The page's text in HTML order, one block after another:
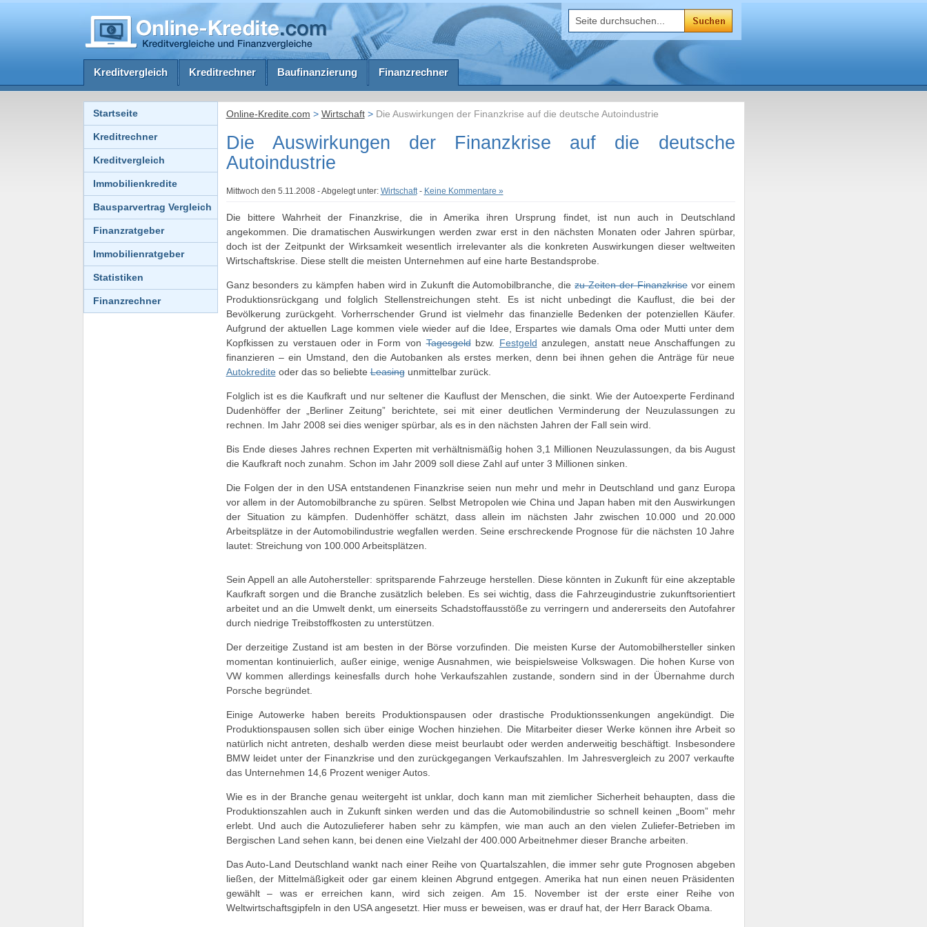
Kreditvergleich Kreditrechner Baufinanzierung Finanzrechner
Online-Kredite.com > Wirtschaft >Die Auswirkungen der Finanzkrise auf die deutsche Autoindustrie
Die Auswirkungen der Finanzkrise auf die deutsche
Autoindustrie
Mittwoch den 5.11.2008 - Abgelegt unter: Wirtschaft- Keine Kommentare »
Die bittere Wahrheit der Finanzkrise, die in Amerika ihren Ursprung findet, ist nun auch in Deutschland
angekommen.
Die dramatischen Auswirkungen werden zwar erst in den nächsten Monaten oder Jahren spürbar,
doch ist der Zeitpunkt der Wirksamkeit wesentlich irrelevanter als die konkreten Auswirkungen dieser weltweiten
Wirtschaftskrise. Diese stellt die meisten Unternehmen auf eine harte Bestandsprobe.
Ganz besonders zu kämpfen haben wird in Zukunft die Automobilbranche, diezu Zeiten der Finanzkrisevor einem
Produktionsrückgang und folglich Stellenstreichungen steht. Es ist nicht unbedingt die Kauflust, die bei der
Bevölkerung zurückgeht. Vorherrschender Grund ist vielmehr das finanzielle Bedenken der potenziellen Käufer.
Aufgrund der aktuellen Lage kommen viele wieder auf die Idee, Erspartes wie damals Oma oder Mutti unter dem
Kopfkissen zu verstauen oder in Form vonTagesgeldbzw. Festgeld anzulegen, anstatt neue Anschaffungen zu
finanzieren – ein Umstand, den die Autobanken als erstes merken, denn bei ihnen gehen die Anträge für neue
Autokredite oder das so beliebteLeasingunmittelbar zurück.
Folglich ist es die Kaufkraft und nur seltener die Kauflust der Menschen, die sinkt. Wie der Autoexperte Ferdinand
Dudenhöffer der „Berliner Zeitung” berichtete, sei mit einer deutlichen Verminderung der Neuzulassungen zu
rechnen. Im Jahr 2008 sei dies weniger spürbar, als es in den nächsten Jahren der Fall sein wird.
Bis Ende dieses Jahres rechnen Experten mit verhältnismäßig hohen 3,1 Millionen Neuzulassungen, da bis August
die Kaufkraft noch zunahm. Schon im Jahr 2009 soll diese Zahl auf unter 3 Millionen sinken.
Die Folgen der in den USA entstandenen Finanzkrise seien nun mehr und mehr in Deutschland und ganz Europa
vor allem in der Automobilbranche zu spüren. Selbst Metropolen wie China und Japan haben mit den Auswirkungen
der Situation zu kämpfen. Dudenhöffer schätzt, dass allein im nächsten Jahr zwischen 10.000 und 20.000
Arbeitsplätze in der Automobilindustrie wegfallen werden. Seine erschreckende Prognose für die nächsten 10 Jahre
lautet: Streichung von 100.000 Arbeitsplätzen.
Sein Appell an alle Autohersteller: spritsparende Fahrzeuge herstellen. Diese könnten in Zukunft für eine akzeptable
Kaufkraft sorgen und die Branche zusätzlich beleben. Es sei wichtig, dass die Fahrzeugindustrie zukunftsorientiert
arbeitet und an die Umwelt denkt, um einerseits Schadstoffausstöße zu verringern und andererseits den Autofahrer
durch niedrige Treibstoffkosten zu unterstützen.
Der derzeitige Zustand ist am besten in der Börse vorzufinden. Die meisten Kurse der Automobilhersteller sinken
momentan kontinuierlich, außer einige, wenige Ausnahmen, wie beispielsweise Volkswagen. Die hohen Kurse von
VW kommen allerdings keinesfalls durch hohe Verkaufszahlen zustande, sondern sind in der Übernahme durch
Porsche begründet.
Einige Autowerke haben bereits Produktionspausen oder drastische Produktionssenkungen angekündigt. Die
Produktionspausen sollen sich über einige Wochen hinziehen. Die Mitarbeiter dieser Werke können ihre Arbeit so
natürlich nicht antreten, deshalb werden diese meist beurlaubt oder werden anderweitig beschäftigt. Insbesondere
BMW leidet unter der Finanzkrise und den zurückgegangen Verkaufszahlen. Im Jahresvergleich zu 2007 verkaufte
das Unternehmen 14,6 Prozent weniger Autos.
Wie es in der Branche genau weitergeht ist unklar, doch kann man mit ziemlicher Sicherheit behaupten, dass die
Produktionszahlen auch in Zukunft sinken werden und das die Automobilindustrie so schnell keinen „Boom” mehr
erlebt. Und auch die Autozulieferer haben sehr zu kämpfen, wie man auch an den vielen Zuliefer-Betrieben im
Bergischen Land sehen kann, bei denen eine Vielzahl der 400.000 Arbeitnehmer dieser Branche arbeiten.
Das Auto-Land Deutschland wankt nach einer Reihe von Quartalszahlen, die immer sehr gute Prognosen abgeben
ließen, der Mittelmäßigkeit oder gar einem kleinen Abgrund entgegen. Amerika hat nun einen neuen Präsidenten
gewählt – was er erreichen kann, wird sich zeigen. Am 15. November ist der erste einer Reihe von
Weltwirtschaftsgipfeln in den USA angesetzt. Hier muss er beweisen, was er drauf hat, der Herr Barack Obama.
Startseite
Kreditrechner
Kreditvergleich
Immobilienkredite
Bausparvertrag Vergleich
Finanzratgeber
Immobilienratgeber
Statistiken
Finanzrechner